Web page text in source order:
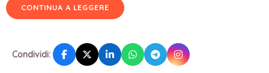
CONTINUA A LEGGERE
Condividi: